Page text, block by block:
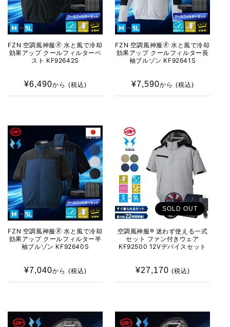
FZN 空調風神服🄬 水と風で冷却
効果アップ クールフィルターベ
スト KF92642S
通
常
¥6,490から (税込)
FZN 空調風神服🄬 水と風で冷却
効果アップ クールフィルター長
袖ブルゾン KF92641S
通
常
¥7,590から (税込)
FZN 空調風神服🄬 水と風で冷却
効果アップ クールフィルター半
袖ブルゾン KF92640S
通
常
¥7,040から (税込)
SOLD OUT
空調風神服® 迷わず使える一式
セット ファン付きウェア
KF92500 12Vデバイスセット
通
常
¥27,170 (税込)